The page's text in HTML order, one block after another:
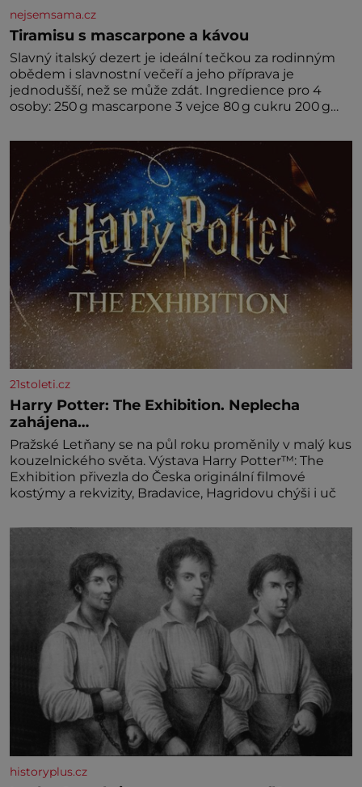
nejsemsama.cz
Tiramisu s mascarpone a kávou
Slavný italský dezert je ideální tečkou za rodinným
obědem i slavnostní večeří a jeho příprava je
jednodušší, než se může zdát. Ingredience pro 4
osoby: 250 g mascarpone 3 vejce 80 g cukru 200 g
amaretta kakao na posypání Postup: Oddělte
žloutky od bílků. Žloutky vyšlehejte s cukrem do
světlé pěny a postupně do nich vmíchejte
mascarpone, aby vznikl hladký
21stoleti.cz
Harry Potter: The Exhibition. Neplecha
zahájena…
Pražské Letňany se na půl roku proměnily v malý kus
kouzelnického světa. Výstava Harry Potter™: The
Exhibition přivezla do Česka originální filmové
kostýmy a rekvizity, Bradavice, Hagridovu chýši i uč
historyplus.cz